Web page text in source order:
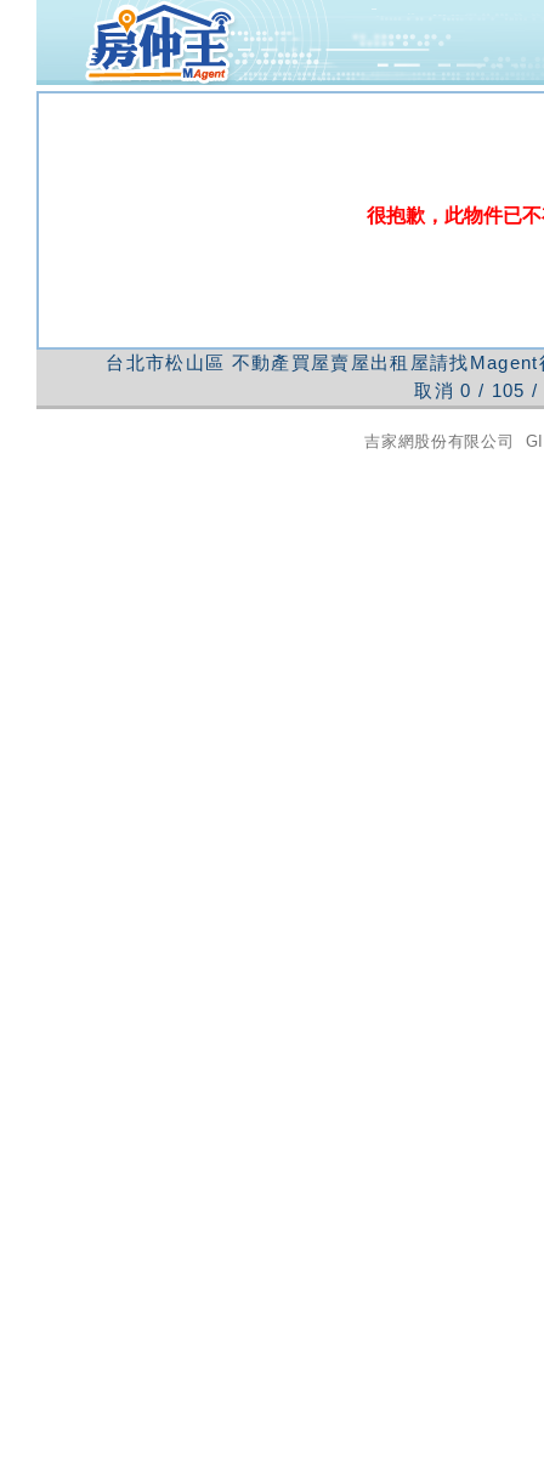
很抱歉，此物件已
台北市松山區 不動產買屋賣屋出租屋請找
取消 0 / 105 /
吉家網股份有限公司